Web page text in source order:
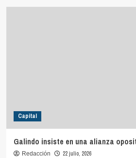
Capital
Galindo insiste en una alianza
Redacción 22 julio, 2026